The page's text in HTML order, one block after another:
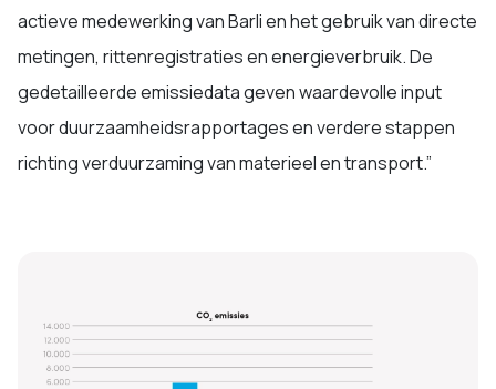
actieve medewerking van Barli en het gebruik van directe
metingen, rittenregistraties en energieverbruik. De
gedetailleerde emissiedata geven waardevolle input
voor duurzaamheidsrapportages en verdere stappen
richting verduurzaming van materieel en transport.”